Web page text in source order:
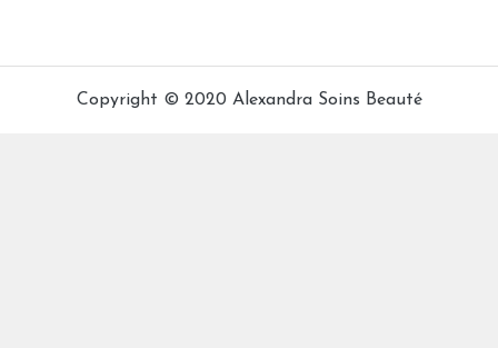
Copyright © 2020 Alexandra Soins Beauté